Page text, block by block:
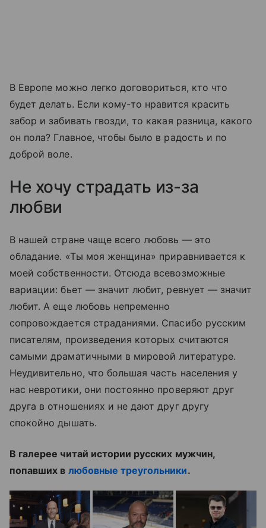
В Европе можно легко договориться, кто что
будет делать. Если кому-то нравится красить
забор и забивать гвозди, то какая разница, какого
он пола? Главное, чтобы было в радость и по
доброй воле.
Не хочу страдать из-за
любви
В нашей стране чаще всего любовь — это
обладание. «Ты моя женщина» приравнивается к
моей собственности. Отсюда всевозможные
вариации: бьет — значит любит, ревнует — значит
любит. А еще любовь непременно
сопровождается страданиями. Спасибо русским
писателям, произведения которых считаются
самыми драматичными в мировой литературе.
Неудивительно, что большая часть населения у
нас невротики, они постоянно проверяют друг
друга в отношениях и не дают друг другу
спокойно дышать.
В галерее читай истории русских мужчин,
попавших в любовные треугольники.